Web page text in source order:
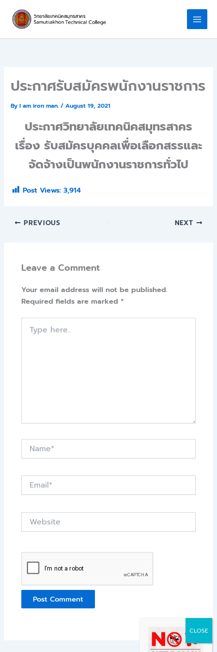
content
ประกาศรับสมัครพนักงานราชการ
ByI am iron man./August 19, 2021
ประกาศวิทยาลัยเทคนิคสมุทรสาคร
เรื่อง รับสมัครบุคคลเพื่อเลือกสรรและ
จัดจ้างเป็นพนักงานราชการทั่วไป
Post Views: 3,914
PREVIOUS NEXT
Leave a Comment
Your email address will not be published.
Required fields are marked*
Type
here..
Name*
Website